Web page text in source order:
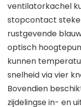
ventilatorkachel
stopcontact
rustgevende
optisch
kunnen
snelheid via vier
Bovendien
zijdelingse in- en